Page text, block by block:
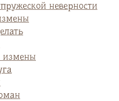
неверности
измены